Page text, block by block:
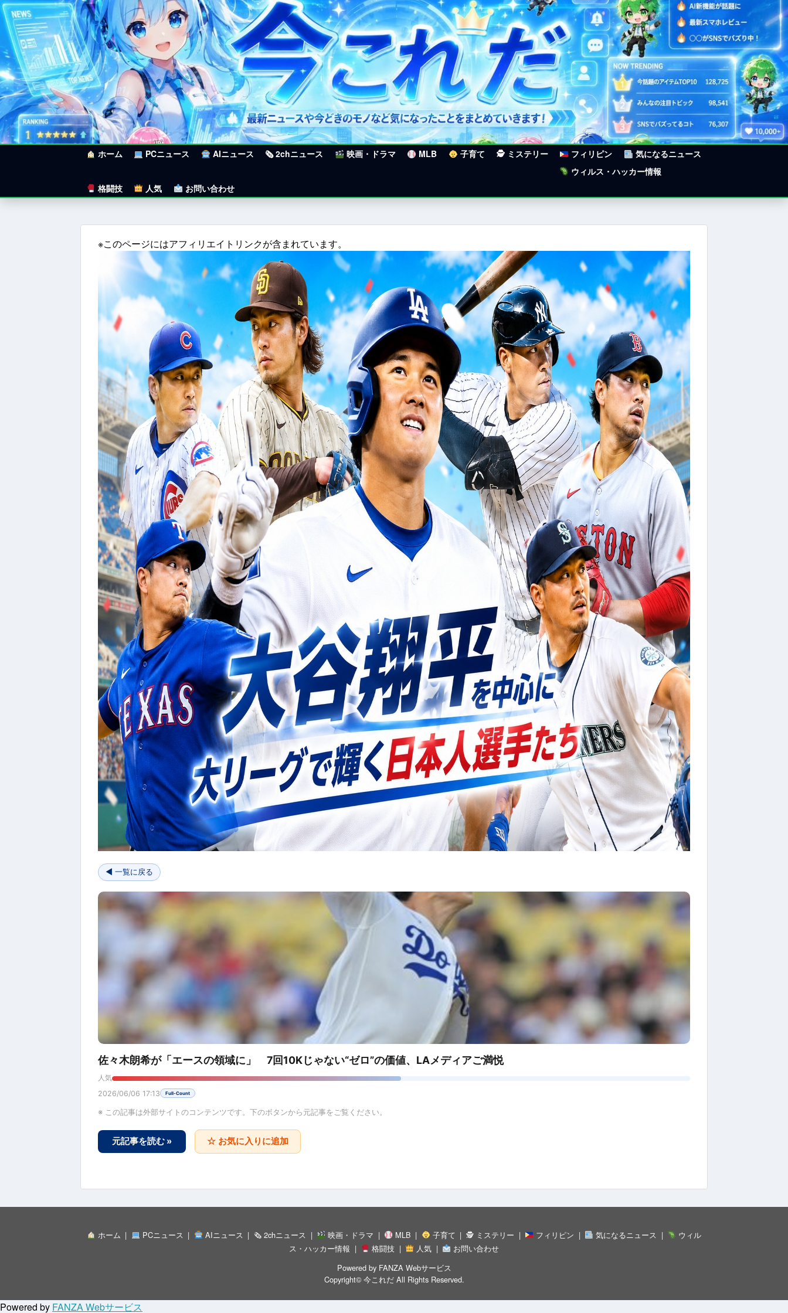
ホーム PCニュース AIニュース 🗞 2chニュース 映画・ドラマ MLB 子育て 🕵 ミステリー フィリピン
気になるニュース
ウィルス・ハッカー情報
格闘技
人気 お問い合わせ
※このページにはアフィリエイトリンクが含まれています。
◀ 一覧に戻る
佐々木朗希が「エースの領域に」 7回10Kじゃない“ゼロ”の価値、LAメディアご満悦
人気
2026/06/06 17:13 Full-Count
※ この記事は外部サイトのコンテンツです。下のボタンから元記事をご覧ください。
元記事を読む » ☆ お気に入りに追加
ホーム PCニュース AIニュース 🗞 2chニュース 映画・ドラマ MLB 子育て 🕵 ミステリー フィリピン 気になるニュース
ウィル
ス・ハッカー情報
格闘技 人気
お問い合わせ
Powered by FANZA Webサービス
Copyright© 今これだAll Rights Reserved.
Powered by FANZA Webサービス